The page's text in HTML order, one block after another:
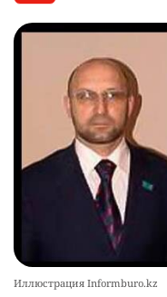
Иллюстрация Informburo.kz